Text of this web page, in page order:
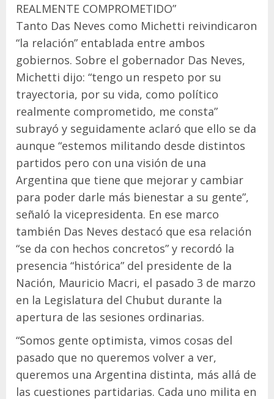
REALMENTE COMPROMETIDO”
Tanto Das Neves como Michetti reivindicaron
“la relación” entablada entre ambos
gobiernos. Sobre el gobernador Das Neves,
Michetti dijo: “tengo un respeto por su
trayectoria, por su vida, como político
realmente comprometido, me consta”
subrayó y seguidamente aclaró que ello se da
aunque “estemos militando desde distintos
partidos pero con una visión de una
Argentina que tiene que mejorar y cambiar
para poder darle más bienestar a su gente”,
señaló la vicepresidenta. En ese marco
también Das Neves destacó que esa relación
“se da con hechos concretos” y recordó la
presencia “histórica” del presidente de la
Nación, Mauricio Macri, el pasado 3 de marzo
en la Legislatura del Chubut durante la
apertura de las sesiones ordinarias.
“Somos gente optimista, vimos cosas del
pasado que no queremos volver a ver,
queremos una Argentina distinta, más allá de
las cuestiones partidarias. Cada uno milita en